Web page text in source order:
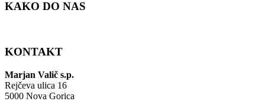
KAKO DO NAS
KONTAKT
Marjan Valič s.p.
Rejčeva ulica 16
5000 Nova Gorica